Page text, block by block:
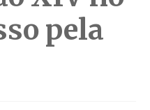
pela